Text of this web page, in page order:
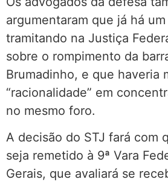
argumentaram que já há
tramitando na Justiça
sobre o rompimento da
Brumadinho, e que haveria
“racionalidade” em
no mesmo foro.
A decisão do STJ fará com
seja remetido à 9ª Vara
Gerais, que avaliará se